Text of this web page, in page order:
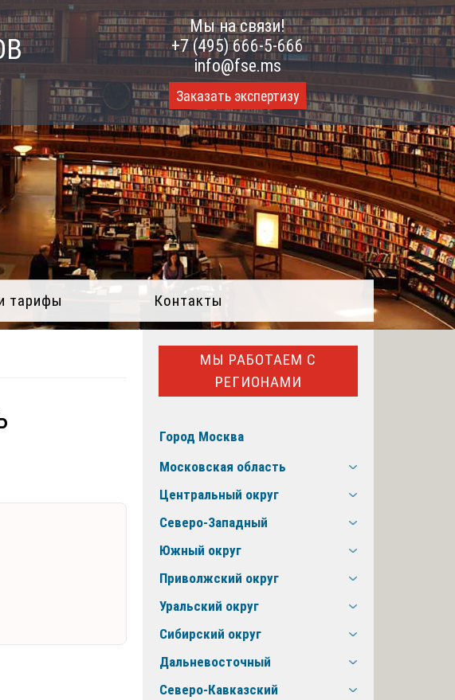
Мы на связи!
+7 (495) 666-5-666
info@fse.ms
Заказать экспертизу
тарифы Контакты
МЫ РАБОТАЕМ С
РЕГИОНАМИ
Город Москва
Московская область
Центральный округ
Северо-Западный
Южный округ
Приволжский округ
Уральский округ
Сибирский округ
Дальневосточный
Северо-Кавказский